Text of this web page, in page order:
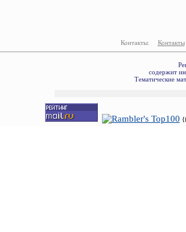
Контакты: Контакты
содержит
Тематические